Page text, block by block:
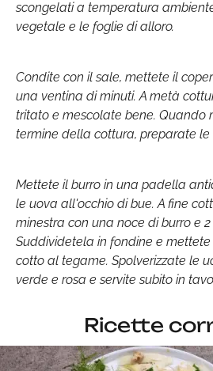
scongelati a temperatura
vegetale e le foglie di alloro.
Condite con il sale, mettete il
una ventina di minuti. A metà
tritato e mescolate bene. Quando
termine della cottura, preparate le
Mettete il burro in una padella
le uova all'occhio di bue. A fine
minestra con una noce di burro e
Suddividetela in fondine e mettete
cotto al tegame. Spolverizzate le
verde e rosa e servite subito in
Ricette